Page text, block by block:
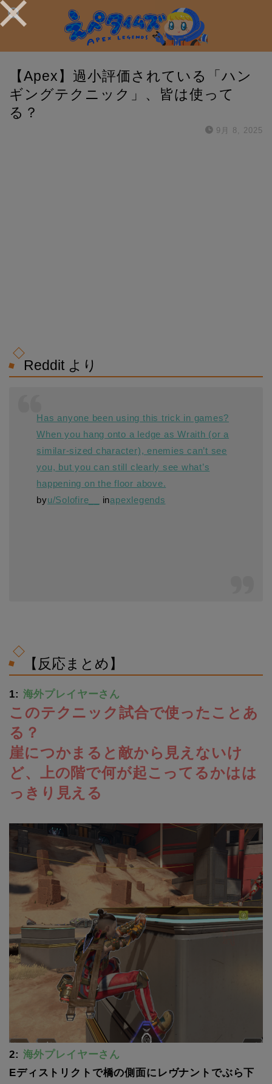
【Apex】過小評価されている「ハン
ギングテクニック」、皆は使って
る？
9月 8, 2025
Reddit より
Has anyone been using this trick in games?
When you hang onto a ledge as Wraith (or a
similar-sized character), enemies can’t see
you, but you can still clearly see what’s
happening on the floor above.
byu/Solofire__ inapexlegends
【反応まとめ】
1: 海外プレイヤーさん
このテクニック試合で使ったことあ
る？
崖につかまると敵から見えないけ
ど、上の階で何が起こってるかはは
っきり見える
2: 海外プレイヤーさん
Eディストリクトで橋の側面にレヴナントでぶら下